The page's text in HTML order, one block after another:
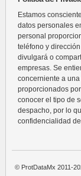
Estamos
datos personales
personal
teléfono y
divulgará o
empresas. Se
concerniente a
proporcionados
conocer el tipo de
despacho, por lo
confidencialidad
© ProtDataMx 2011-